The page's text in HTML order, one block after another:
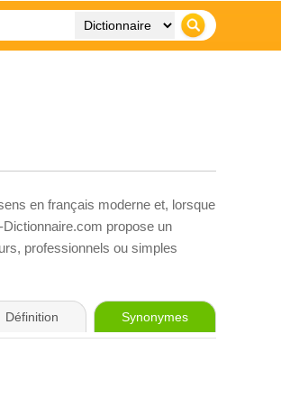
en français moderne et, lorsque
propose un
professionnels ou simples
Définition Synonymes